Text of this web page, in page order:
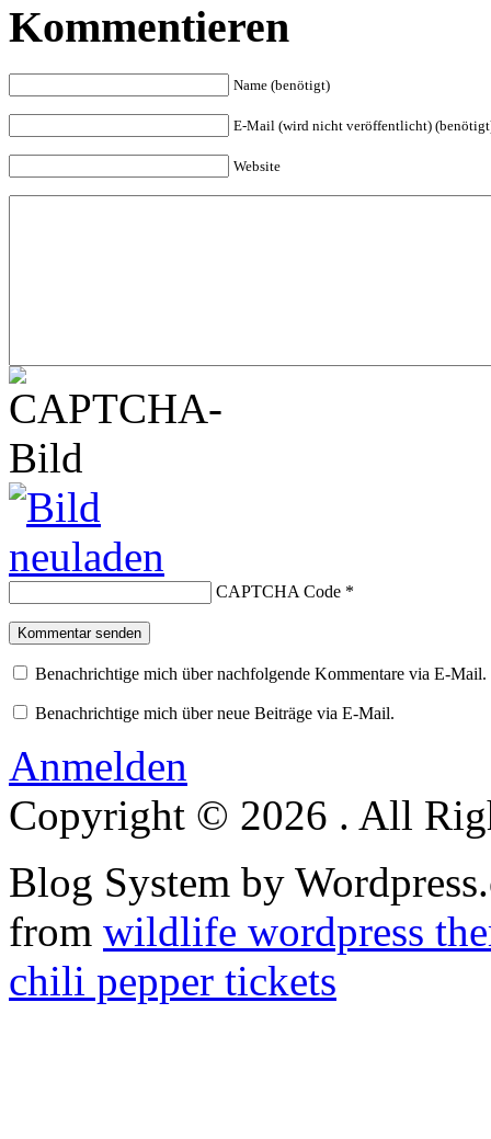
Kommentieren
Name (benötigt)
E-Mail (wird nicht veröffentlicht)
Website
CAPTCHA Code *
Kommentar senden
Benachrichtige mich über nachfolgende Kommentare via E-Mail.
Benachrichtige mich über neue Beiträge via E-Mail.
Anmelden
Copyright © 2026 . All
Blog System by
from wildlife wordpress
chili pepper tickets